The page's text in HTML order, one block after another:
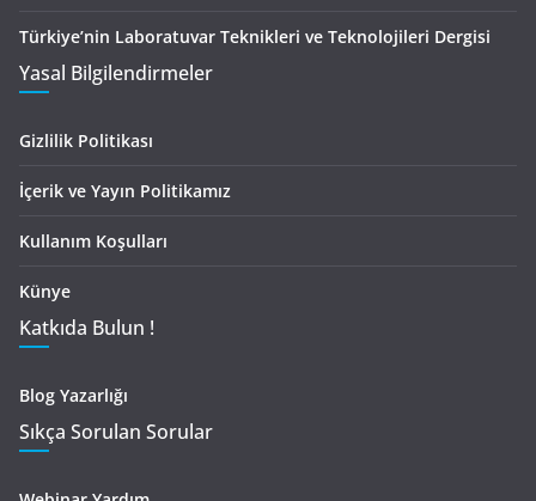
Türkiye’nin Laboratuvar Teknikleri ve Teknolojileri Dergisi
Yasal Bilgilendirmeler
Gizlilik Politikası
İçerik ve Yayın Politikamız
Kullanım Koşulları
Künye
Katkıda Bulun !
Blog Yazarlığı
Sıkça Sorulan Sorular